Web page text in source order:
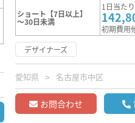
ショート【7日以上】
～30日未満
1日当た
初期費用
デザイナーズ
愛知県 名古屋市中区
お問合わせ